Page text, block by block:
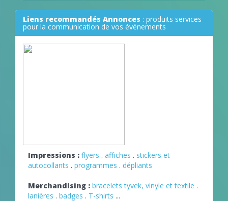
Liens recommandés Annonces : produits services
pour la communication de vos événements
Impressions : flyers . affiches . stickers et
autocollants . programmes . dépliants
Merchandising : bracelets tyvek, vinyle et textile .
lanières . badges . T-shirts ...